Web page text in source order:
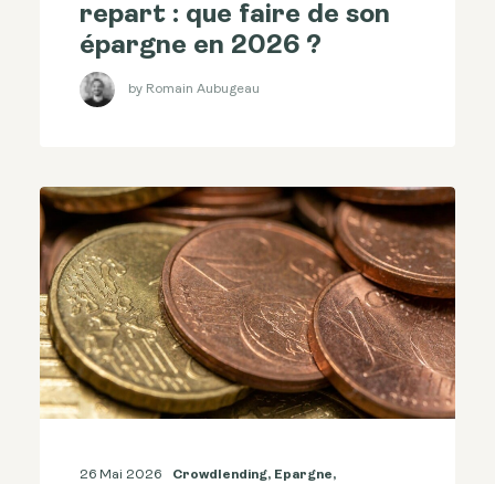
repart : que faire de son
épargne en 2026 ?
by Romain Aubugeau
26 Mai 2026 Crowdlending, Epargne,